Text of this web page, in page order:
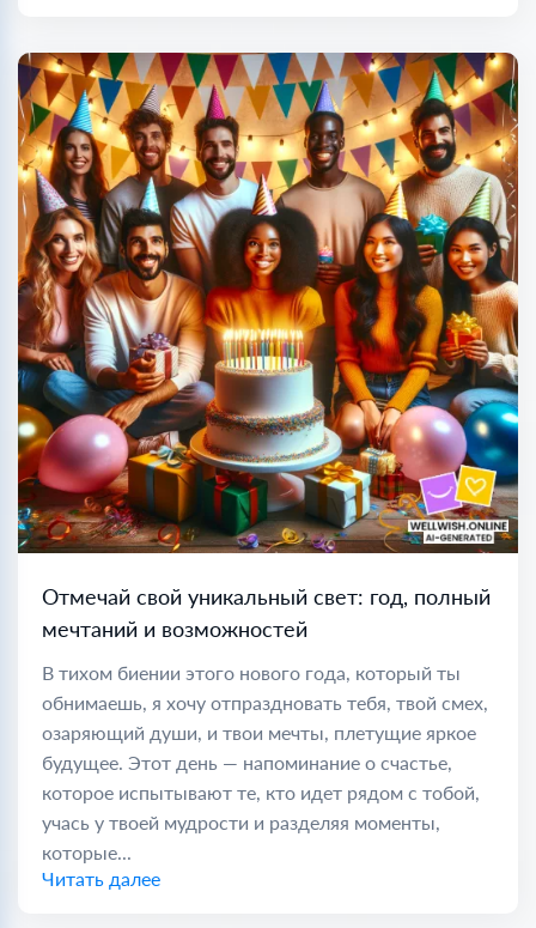
Отмечай свой уникальный свет: год, полный
мечтаний и возможностей
В тихом биении этого нового года, который ты
обнимаешь, я хочу отпраздновать тебя, твой смех,
озаряющий души, и твои мечты, плетущие яркое
будущее. Этот день — напоминание о счастье,
которое испытывают те, кто идет рядом с тобой,
учась у твоей мудрости и разделяя моменты,
которые...
Читать далее